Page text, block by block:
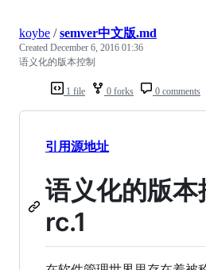
1 file 0 forks 0 comments
koybe /semver中文版.md
Created December 6, 2016 01:36
语义化的版本控制
引用源地址
语义化的版
rc.1